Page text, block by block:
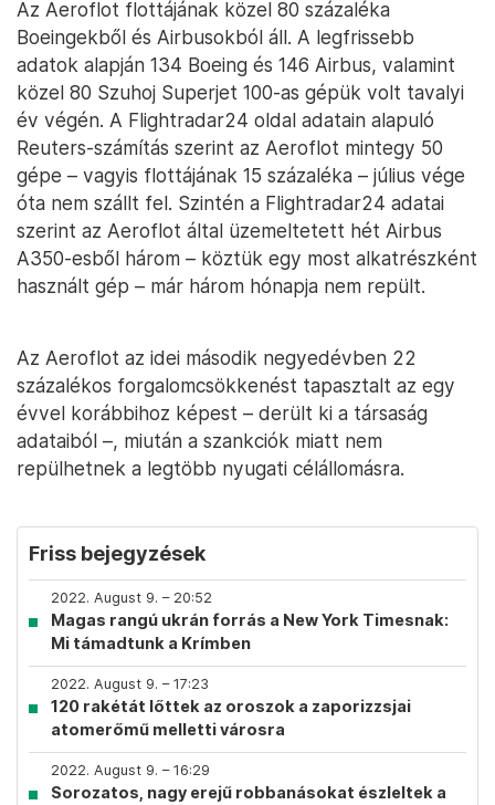
Az Aeroflot flottájának közel 80 százaléka
Boeingekből és Airbusokból áll. A legfrissebb
adatok alapján 134 Boeing és 146 Airbus, valamint
közel 80 Szuhoj Superjet 100-as gépük volt tavalyi
év végén. A Flightradar24 oldal adatain alapuló
Reuters-számítás szerint az Aeroflot mintegy 50
gépe – vagyis flottájának 15 százaléka – július vége
óta nem szállt fel. Szintén a Flightradar24 adatai
szerint az Aeroflot által üzemeltetett hét Airbus
A350-esből három – köztük egy most alkatrészként
használt gép – már három hónapja nem repült.
Az Aeroflot az idei második negyedévben 22
százalékos forgalomcsökkenést tapasztalt az egy
évvel korábbihoz képest – derült ki a társaság
adataiból –, miután a szankciók miatt nem
repülhetnek a legtöbb nyugati célállomásra.
Friss bejegyzések
2022. August 9. – 20:52
Magas rangú ukrán forrás a New York Timesnak:
Mi támadtunk a Krímben
2022. August 9. – 17:23
120 rakétát lőttek az oroszok a zaporizzsjai
atomerőmű melletti városra
2022. August 9. – 16:29
Sorozatos, nagy erejű robbanásokat észleltek a